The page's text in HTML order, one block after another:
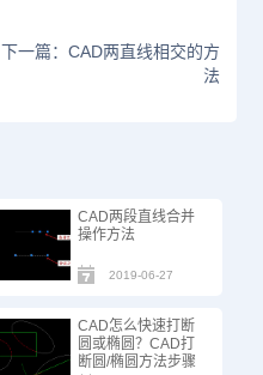
下一篇：CAD两直线相交的方
法
CAD两段直线合并
操作方法
2019-06-27
CAD怎么快速打断
圆或椭圆？CAD打
断圆/椭圆方法步骤